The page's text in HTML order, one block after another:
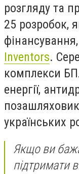
розгляду та
25 розробок,
Inventors.
комплекси
енергії,
позашляховик
українських
Якщо ви
підтримати